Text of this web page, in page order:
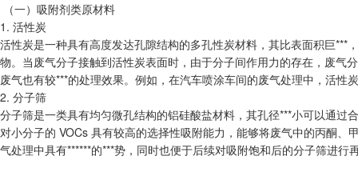
（一）吸附剂类原材料
1. 活性炭
活性炭是一种具有高度发达孔隙结构的多孔性炭材料，其比表面积巨
物。当废气分子接触到活性炭表面时，由于分子间作用力的存在，废气
废气也有较***的处理效果。例如，在汽车喷涂车间的废气处理中，活
2. 分子筛
分子筛是一类具有均匀微孔结构的铝硅酸盐材料，其孔径***小可以通
对小分子的 VOCs 具有较高的选择性吸附能力，能够将废气中的丙酮
气处理中具有******的***势，同时也便于后续对吸附饱和后的分子筛进行